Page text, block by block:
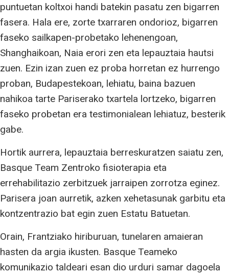
puntuetan koltxoi handi batekin pasatu zen bigarren
fasera. Hala ere, zorte txarraren ondorioz, bigarren
faseko sailkapen-probetako lehenengoan,
Shanghaikoan, Naia erori zen eta lepauztaia hautsi
zuen. Ezin izan zuen ez proba horretan ez hurrengo
proban, Budapestekoan, lehiatu, baina bazuen
nahikoa tarte Pariserako txartela lortzeko, bigarren
faseko probetan era testimonialean lehiatuz, besterik
gabe.
Hortik aurrera, lepauztaia berreskuratzen saiatu zen,
Basque Team Zentroko fisioterapia eta
errehabilitazio zerbitzuek jarraipen zorrotza eginez.
Parisera joan aurretik, azken xehetasunak garbitu eta
kontzentrazio bat egin zuen Estatu Batuetan.
Orain, Frantziako hiriburuan, tunelaren amaieran
hasten da argia ikusten. Basque Teameko
komunikazio taldeari esan dio urduri samar dagoela